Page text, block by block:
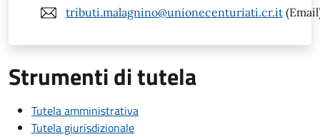
tributi.malagnino@unionecenturiati.cr.it
Strumenti di tutela
Tutela amministrativa
Tutela giurisdizionale